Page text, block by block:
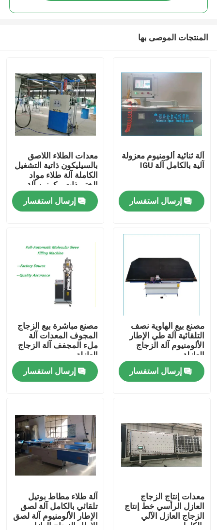
منتجات
معلومات عنا
جولة في المعمل
اتصل بنا
اطلب اقتباس
شريط الألمنيوم الفاصل
شريط فاصل الحافة الدافئة
المنتجات الموصى بها
آلة ثنائية ألومنيوم معزولة
آلية بالكامل آلة IGU
إرسال استفسار
معدات الطلاء اللاصق
بالسيليكون ذاتية التشغيل
الكاملة آلة طلاء مواد
الختم ذات مكونين آلة
هوائية بالكامل
إرسال استفسار
مصنع بيع الهاوية نصف
التلقائية آلة طي الإطار
الألومنيوم آلة الزجاج
العازلة
إرسال استفسار
مصنع مباشرة بيع الزجاج
المجوف المعدات آلة
ملء المجفف آلة الزجاج
العازلة
إرسال استفسار
معدات إنتاج الزجاج
العازل الرأسي خط إنتاج
الزجاج العازل الآلي
بالكامل
آلة طلاء مطاط بوتيل
تلقائي بالكامل آلة لصق
الإطار الألومنيوم آلة لصق
الإطار الزجاج العازل